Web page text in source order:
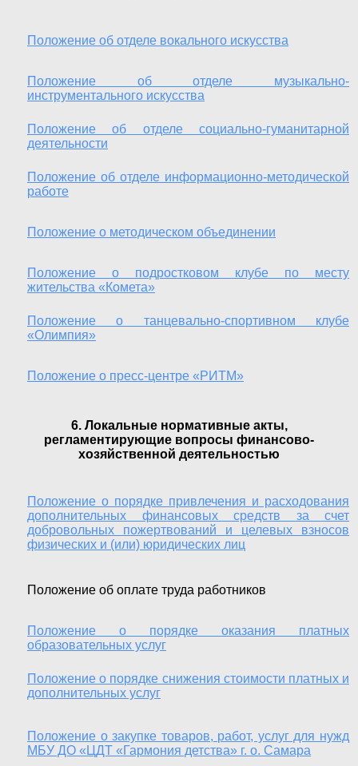
Положение об отделе вокального искусства
Положение об отделе музыкально-
инструментального искусства
Положение об отделе социально-гуманитарной
деятельности
Положение об отделе информационно-методической
работе
Положение о методическом объединении
Положение о подростковом клубе по месту
жительства «Комета»
Положение о танцевально-спортивном клубе
«Олимпия»
Положение о пресс-центре «РИТМ»
6. Локальные нормативные акты,
регламентирующие вопросы финансово-
хозяйственной деятельностью
Положение о порядке привлечения и расходования
дополнительных финансовых средств за счет
добровольных пожертвований и целевых взносов
физических и (или) юридических лиц
Положение об оплате труда работников
Положение о порядке оказания платных
образовательных услуг
Положение о порядке снижения стоимости платных и
дополнительных услуг
Положение о закупке товаров, работ, услуг для нужд
МБУ ДО «ЦДТ «Гармония детства» г. о. Самара